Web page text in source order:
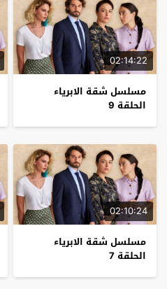
02:14:22
مسلسل شقة الابرياء
الحلقة 9
02:10:24
مسلسل شقة الابرياء
الحلقة 7